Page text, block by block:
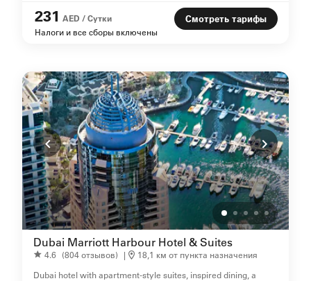
231 AED / Сутки
Налоги и все сборы включены
Смотреть тарифы
Dubai Marriott Harbour Hotel & Suites
4.6 (804 отзывов) |
18,1 км от пункта назначения
Dubai hotel with apartment-style suites, inspired dining, a